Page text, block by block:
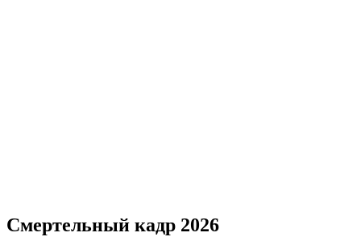
Смертельный кадр 2026